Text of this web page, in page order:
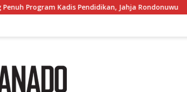
Jahja Rondonuwu Jelang Puncak TIFF